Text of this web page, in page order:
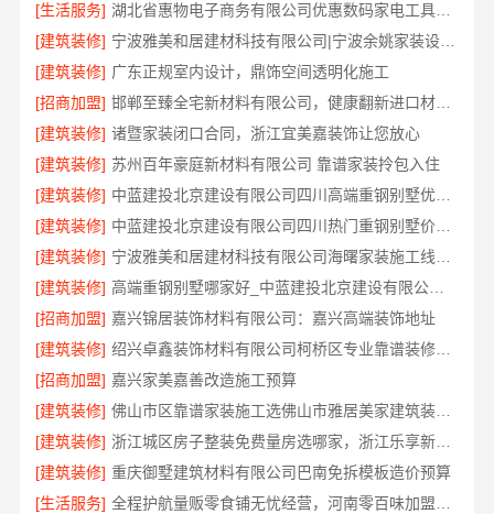
[生活服务]
湖北省惠物电子商务有限公司优惠数码家电工具价格
[建筑装修]
宁波雅美和居建材科技有限公司|宁波余姚家装设计到店咨询
[建筑装修] 广东正规室内设计，鼎饰空间透明化施工
[招商加盟]
邯郸至臻全宅新材料有限公司，健康翻新进口材料开启绿色人居
[建筑装修] 诸暨家装闭口合同，浙江宜美嘉装饰让您放心
[建筑装修] 苏州百年豪庭新材料有限公司 靠谱家装拎包入住
[建筑装修]
中蓝建投北京建设有限公司四川高端重钢别墅优选指南
[建筑装修]
中蓝建投北京建设有限公司四川热门重钢别墅价格参考
[建筑装修]
[建筑装修]
高端重钢别墅哪家好_中蓝建投北京建设有限公司四川
[招商加盟] 嘉兴锦居装饰材料有限公司：嘉兴高端装饰地址
[建筑装修]
绍兴卓鑫装饰材料有限公司柯桥区专业靠谱装修施工队
[招商加盟] 嘉兴家美嘉善改造施工预算
[建筑装修]
佛山市区靠谱家装施工选佛山市雅居美家建筑装饰工程有限公司
[建筑装修]
浙江城区房子整装免费量房选哪家，浙江乐享新材料有限公司
[建筑装修] 重庆御墅建筑材料有限公司巴南免拆模板造价预算
[生活服务]